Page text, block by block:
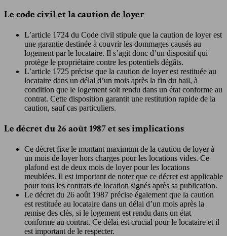
Le code civil et la caution de loyer
L’article 1724 du Code civil stipule que la caution de loyer est
une garantie destinée à couvrir les dommages causés au
logement par le locataire. Il s’agit donc d’un dispositif qui
protège le propriétaire contre les potentiels dégâts.
L’article 1725 précise que la caution de loyer est restituée au
locataire dans un délai d’un mois après la fin du bail, à
condition que le logement soit rendu dans un état conforme au
contrat. Cette disposition garantit une restitution rapide de la
caution, sauf cas particuliers.
Le décret du 26 août 1987 et ses implications
Ce décret fixe le montant maximum de la caution de loyer à
un mois de loyer hors charges pour les locations vides. Ce
plafond est de deux mois de loyer pour les locations
meublées. Il est important de noter que ce décret est applicable
pour tous les contrats de location signés après sa publication.
Le décret du 26 août 1987 précise également que la caution
est restituée au locataire dans un délai d’un mois après la
remise des clés, si le logement est rendu dans un état
conforme au contrat. Ce délai est crucial pour le locataire et il
est important de le respecter.